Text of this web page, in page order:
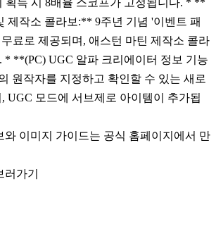
제작소 콜라보:** 9주년 기념 '이벤트 패
료로 제공되며, 애스턴 마틴 제작소 콜라
* **(PC) UGC 알파 크리에이터 정보 기능
원작자를 지정하고 확인할 수 있는 새로
UGC 모드에 서브제로 아이템이 추가됩
와 이미지 가이드는 공식 홈페이지에서 만
가기